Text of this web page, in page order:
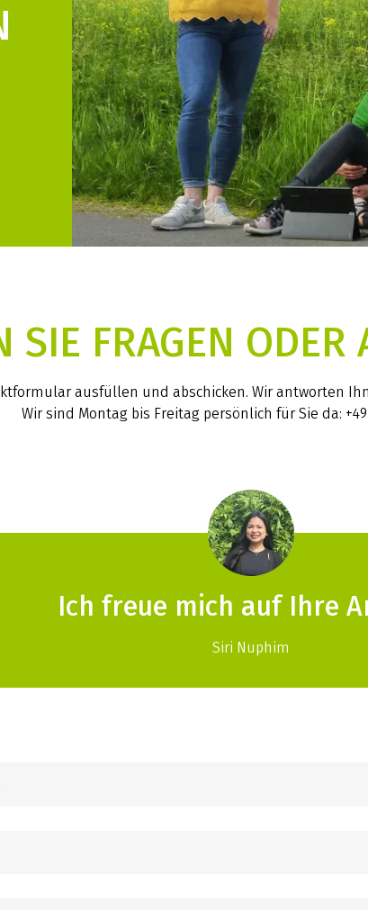
SIE FRAGEN ODER
ausfüllen und abschicken. Wir antworten
Wir sind Montag bis Freitag persönlich für Sie da: +49
Ich freue mich auf Ihre
Siri Nuphim